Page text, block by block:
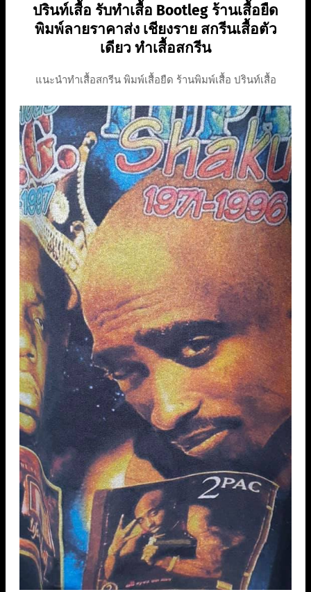
ปรินท์เสื้อ รับทำเสื้อ Bootleg ร้านเสื้อยืด
พิมพ์ลายราคาส่ง เชียงราย สกรีนเสื้อตัว
เดียว ทําเสื้อสกรีน
แนะนำทําเสื้อสกรีน พิมพ์เสื้อยืด ร้านพิมพ์เสื้อ ปรินท์เสื้อ